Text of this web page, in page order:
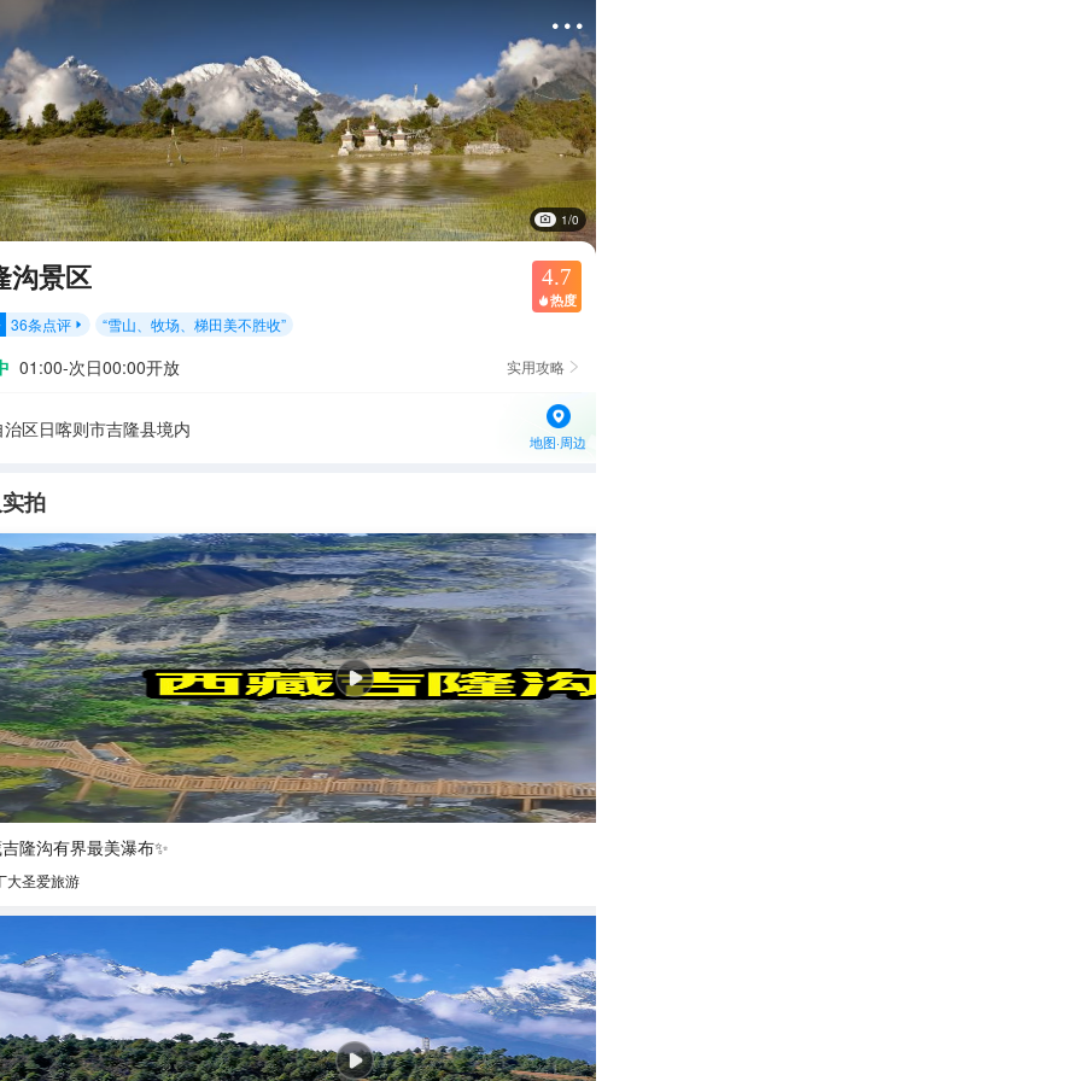

1/0
沟景区 4.7
 热度
36条点评  “雪山、牧场、梯田美不胜收”
01:00-次日00:00开放 实用攻略 
区日喀则市吉隆县境内
地图·周边
拍
隆沟有界最美瀑布✨
大圣爱旅游